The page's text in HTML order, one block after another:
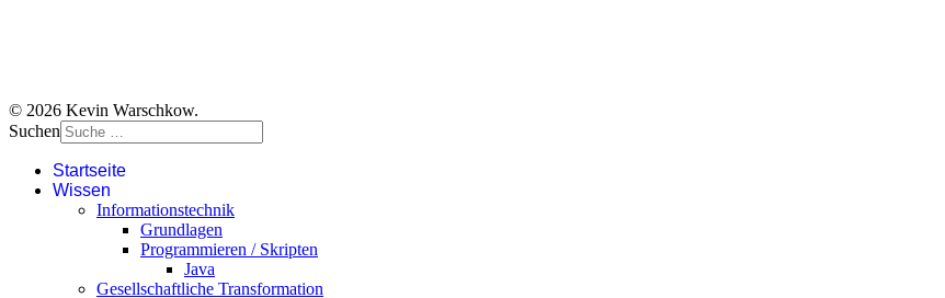
© 2026 Kevin Warschkow.
Suchen
Startseite
Wissen
Informationstechnik
Grundlagen
Programmieren / Skripten
Java
Gesellschaftliche Transformation